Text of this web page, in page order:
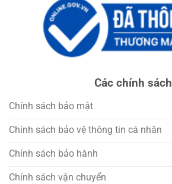
Các chính sách
Chính sách bảo mật
Chính sách bảo vệ thông tin cá nhân
Chính sách bảo hành
Chính sách vận chuyển